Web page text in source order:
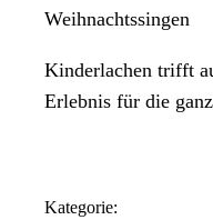
Weihnachtssingen
Kinderlachen trifft
Erlebnis für die
Kategorie: